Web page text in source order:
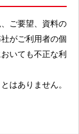
ご要望、資料の
がご利用者の個
いても不正な利
はありません。